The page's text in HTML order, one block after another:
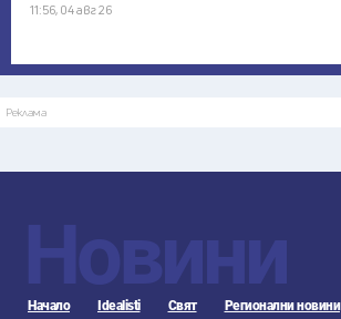
11:56, 04 авг 26
Реклама
Новини
Начало Idealisti Свят Регионални новини